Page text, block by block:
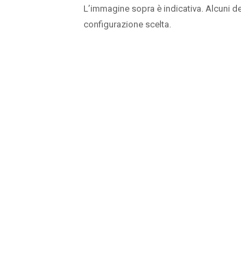
L’immagine sopra è indicativa. Alcuni
configurazione scelta.